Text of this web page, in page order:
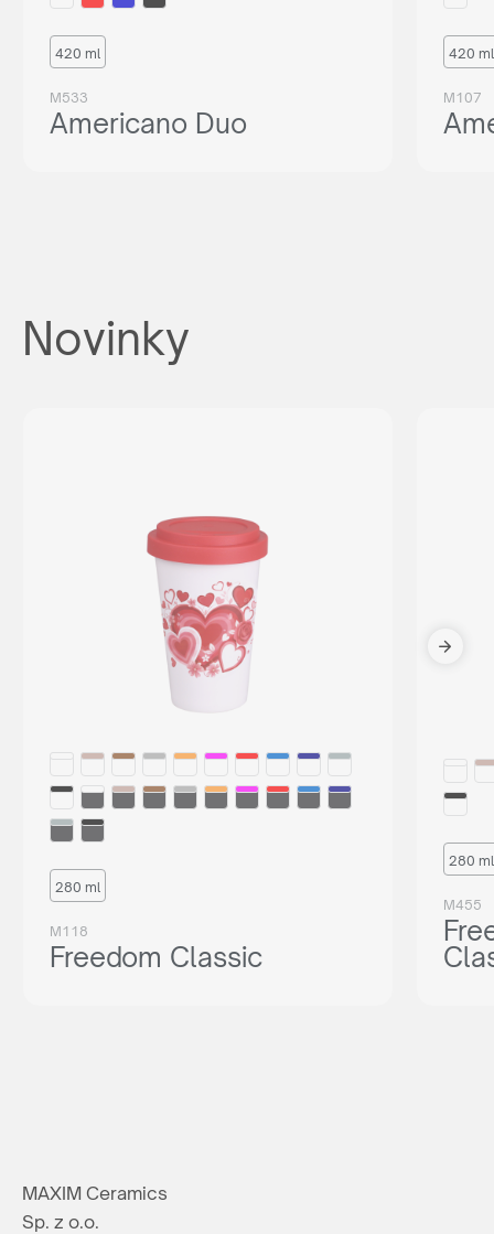
420 ml
M533
Americano Duo
420 ml
M107
Novinky
280 ml
M118
Freedom Classic
280 ml
M455
MAXIM Ceramics
Sp. z o.o.